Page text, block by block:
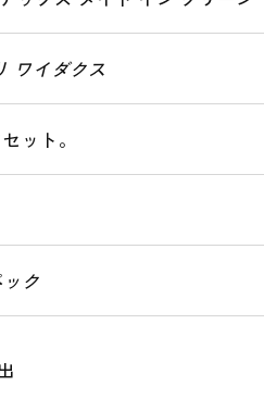
ワイダクス
ット。
ク
受験生や保護者の目に触れ
にフォーカスし、試験で出
、「思わず写真に撮って見
英単語は、高田馬場にも校
。